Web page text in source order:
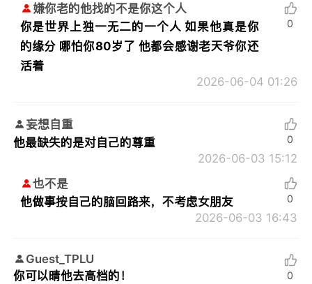
嫌你老的他找的不是你这个人
你是世界上独一无二的一个人 如果他真是你
的缘分 哪怕你80岁了 他都会感谢老天爷你还
活着
2026-06-04 01:26
0
妄想自重
他最缺失的是对自己的尊重
2026-06-03 15:12
0
也不是
他做事按自己的脑回路来，不考虑女朋友
2026-06-03 16:43
0
Guest_TPLU
你可以晴他去高档的！
0